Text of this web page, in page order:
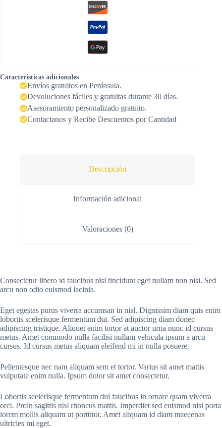
Características adicionales
Envíos gratuitos en Península.
Devoluciones fáciles y gratuitas durante 30 días.
Asesoramiento personalizado gratuito.
Contactanos y Recibe Descuentos por Cantidad
Descripción
Información adicional
Valoraciones (0)
Consectetur libero id faucibus nisl tincidunt eget nullam non nisi. Sed
arcu non odio euismod lacinia.
Eget egestas purus viverra accumsan in nisl. Dignissim diam quis enim
lobortis scelerisque fermentum dui. Sed adipiscing diam donec
adipiscing tristique. Aliquet enim tortor at auctor urna nunc id cursus
metus. Amet commodo nulla facilisi nullam vehicula ipsum a arcu
cursus. Id cursus metus aliquam eleifend mi in nulla posuere.
Pellentesque nec nam aliquam sem et tortor. Varius sit amet mattis
vulputate enim nulla. Ipsum dolor sit amet consectetur.
Lobortis scelerisque fermentum dui faucibus in ornare quam viverra
orci. Proin sagittis nisl rhoncus mattis. Imperdiet sed euismod nisi porta
lorem mollis aliquam ut porttitor. Amet aliquam id diam maecenas
ultricies mi eget.